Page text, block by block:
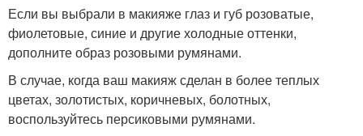
Если вы выбрали в макияже глаз и губ розоватые,
фиолетовые, синие и другие холодные оттенки,
дополните образ розовыми румянами.
В случае, когда ваш макияж сделан в более теплых
цветах, золотистых, коричневых, болотных,
воспользуйтесь персиковыми румянами.